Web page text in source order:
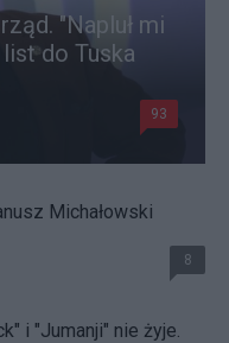
"Napluł mi
do Tuska
93
Michałowski
8
i "Jumanji" nie żyje.